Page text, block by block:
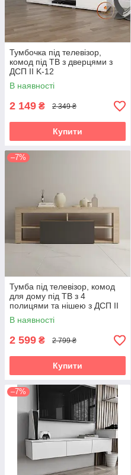
Тумбочка під телевізор,
комод під ТВ з дверцями з
ДСП II K-12
В наявності
2 149 ₴ 2 349 ₴
Купити
–7%
Тумба під телевізор, комод
для дому під ТВ з 4
полицями та нішею з ДСП II
K-140
В наявності
2 599 ₴ 2 799 ₴
Купити
–7%